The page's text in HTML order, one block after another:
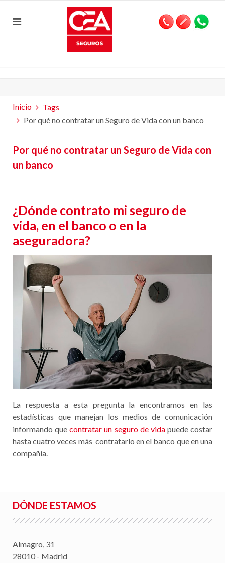
Inicio
Tags
Por qué no contratar un Seguro de Vida con un banco
Por qué no contratar un Seguro de Vida con
un banco
¿Dónde contrato mi seguro de
vida, en el banco o en la
aseguradora?
La respuesta a esta pregunta la encontramos en las
estadísticas que manejan los medios de comunicación
informando quecontratar un seguro de vidapuede costar
hasta cuatro veces más contratarlo en el banco que en una
compañía.
DÓNDE ESTAMOS
Almagro, 31
28010 - Madrid